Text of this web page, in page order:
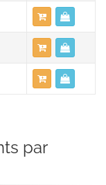
par